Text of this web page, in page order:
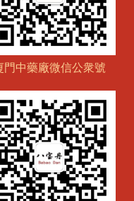
門中藥廠微信公衆號